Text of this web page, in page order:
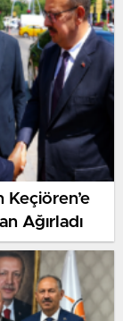
Keçiören’e
Ağırladı